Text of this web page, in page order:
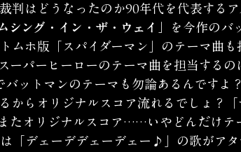
判はどうなったのか90年代を代表するア
シング・イン・ザ・ウェイ」
を今作のバ
ムホ版「スパイダーマン」のテーマ曲も
ーパーヒーローのテーマ曲を担当するの
ットマンのテーマも勿論あるんですよ？
からオリジナルスコア流れるでしょ？「
たオリジナルスコア……いやどんだけテ
「デェーデデェーデェー♪」の歌がアタ